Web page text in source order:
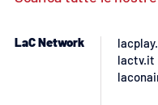
LA
CALABRIAVISIONE
LaC Network
lactv.it